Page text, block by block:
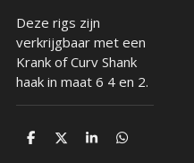
Deze rigs zijn
verkrijgbaar met een
Krank of Curv Shank
haak in maat 6 4 en 2.
D
D
S
D